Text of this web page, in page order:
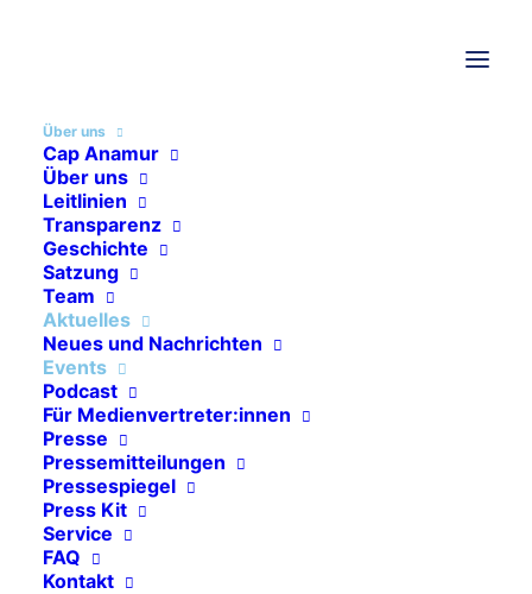
Über uns
Cap Anamur
Über uns
Leitlinien
Transparenz
Geschichte
Satzung
Team
Aktuelles
Neues und Nachrichten
Events
Podcast
Für Medienvertreter:innen
Presse
Pressemitteilungen
Pressespiegel
Press Kit
Service
FAQ
Kontakt